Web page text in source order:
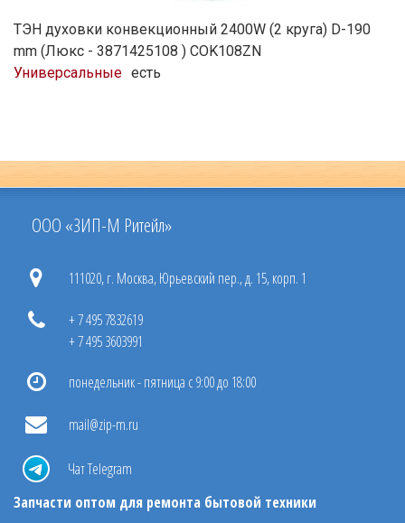
ТЭН духовки конвекционный 2400W (2 круга) D-190
mm (Люкс - 3871425108 ) COK108ZN
Универсальные есть
ООО «ЗИП-М Ритейл»
111020, г. Москва, Юрьевский пер., д. 15, корп. 1
+ 7 495 7832619
+ 7 495 3603991
понедельник - пятница с 9:00 до 18:00
mail@zip-m.ru
Чат Telegram
Запчасти оптом для ремонта бытовой техники